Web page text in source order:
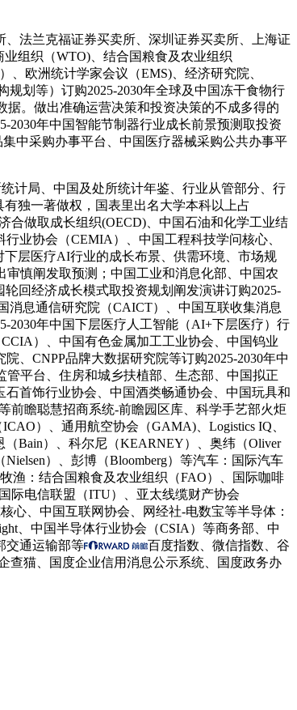
法兰克福证券买卖所、深圳证券买卖所、上海证
组织（WTO)、结合国粮食及农业组织
欧洲统计学家会议（EMS)、经济研究院、
划等）订购2025-2030年全球及中国冻干食物行
。做出准确运营决策和投资决策的不成多得的
年中国智能节制器行业成长前景预测取投资
中采购办事平台、中国医疗器械采购公共办事平
计局、中国及处所统计年鉴、行业从管部分、行
独一著做权，国表里出名大学本科以上占
合做取成长组织(OECD)、中国石油和化学工业结
业协会（CEMIA）、中国工程科技学问核心、
层医疗AI行业的成长布景、供需环境、市场规
慎阐发取预测；中国工业和消息化部、中国农
回经济成长模式取投资规划阐发演讲订购2025-
消息通信研究院（CAICT）、中国互联收集消息
2030年中国下层医疗人工智能（AI+下层医疗）行
）、中国有色金属加工工业协会、中国钨业
、CNPP品牌大数据研究院等订购2025-2030年中
平台、住房和城乡扶植部、生态部、中国拟正
首饰行业协会、中国酒类畅通协会、中国玩具和
前瞻聪慧招商系统-前瞻园区库、科学手艺部火炬
）、通用航空协会（GAMA)、Logistics IQ、
Bain）、科尔尼（KEARNEY）、奥纬（Oliver
）、彭博（Bloomberg）等汽车：国际汽车
渔：结合国粮食及农业组织（FAO）、国际咖啡
际电信联盟（ITU）、亚太线缆财产协会
心、中国互联网协会、网经社-电数宝等半导体：
、中国半导体行业协会（CSIA）等商务部、中
交通运输部等
百度指数、微信指数、谷
查猫、国度企业信用消息公示系统、国度政务办